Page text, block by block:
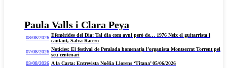
Paula Valls i Clara Peya
08/08/2026 Efemèrides del Dia: Tal dia com avui però de… 1976 Neix el guitarrista i
cantant, Salva Racero
07/08/2026 Notícies: El festival de Peralada homenatja l’organista Montserrat Torrent pel
seu centenari
03/08/2026 A la Carta: Entrevista Noèlia Llorens ‘Titana’ 05/06/2026